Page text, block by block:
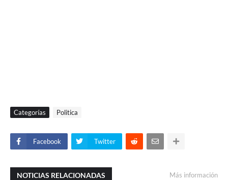
Categorías Politica
Facebook Twitter
NOTICIAS RELACIONADAS Más información